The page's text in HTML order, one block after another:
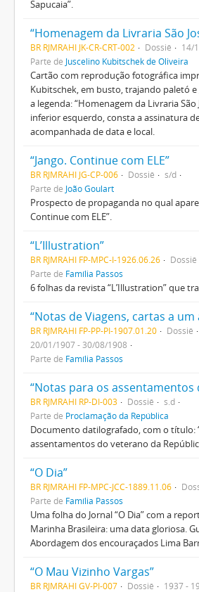
Sapucaia”.
“Homenagem da Livraria São
BR RJMRAHI JK-CR-CRT-002 Dossiê
14/
Parte de Juscelino Kubitschek de Oliveira
Cartão com reprodução fotográfica
Kubitschek, em busto, trajando paletó e
a legenda: “Homenagem da Livraria São
inferior esquerdo, consta a assinatura
acompanhada de data e local.
“Jango. Continue com ELE”
BR RJMRAHI JG-CP-006 Dossiê
s/d
Parte de João Goulart
Prospecto de propaganda no qual
Continue com ELE”.
“L’Illustration”
BR RJMRAHI FP-MPC-I-1926.06.26 Dossiê
Parte de Família Passos
6 folhas da revista “L’Illustration” que
“Notas de Viagens, cartas a um
BR RJMRAHI FP-PP-PI-1907.01.20
Dossiê
20/01/1907 - 30/08/1908
Parte de Família Passos
BR RJMRAHI RP-DI-003 Dossiê
s.d
Parte de Proclamação da República
Documento datilografado, com o título:
assentamentos do veterano da
“O Dia”
BR RJMRAHI FP-MPC-JCC-1889.11.06
Parte de Família Passos
Uma folha do Jornal “O Dia” com a
Marinha Brasileira: uma data gloriosa.
Abordagem dos encouraçados Lima
“O Mau Vizinho Vargas”
BR RJMRAHI GV-PI-007 Dossiê
1937 -